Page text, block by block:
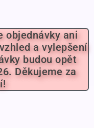
objednávky ani
a vylepšení
budou opět
Děkujeme za